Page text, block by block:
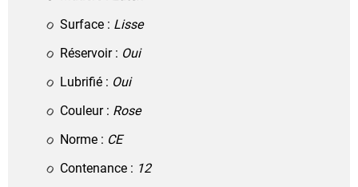
Surface : Lisse
Réservoir : Oui
Lubrifié : Oui
Couleur : Rose
Norme : CE
Contenance : 12